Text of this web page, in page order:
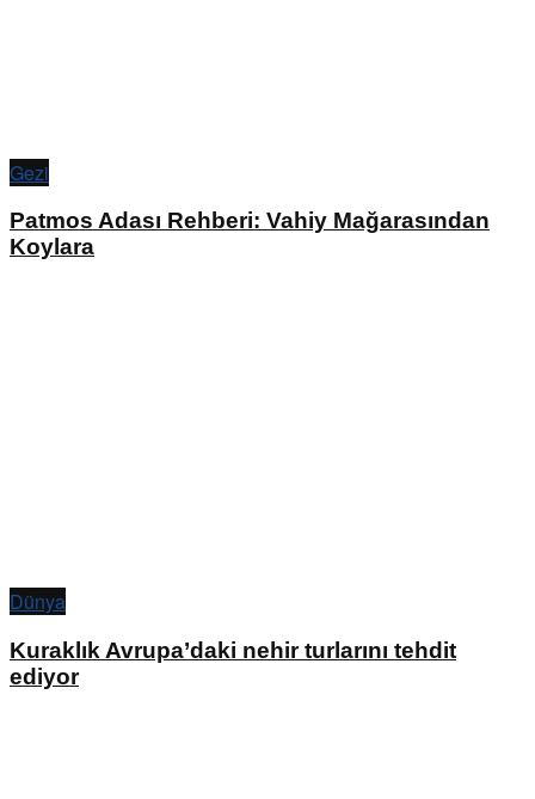
Gezi
Patmos Adası Rehberi: Vahiy Mağarasından
Koylara
Dünya
Kuraklık Avrupa’daki nehir turlarını tehdit
ediyor